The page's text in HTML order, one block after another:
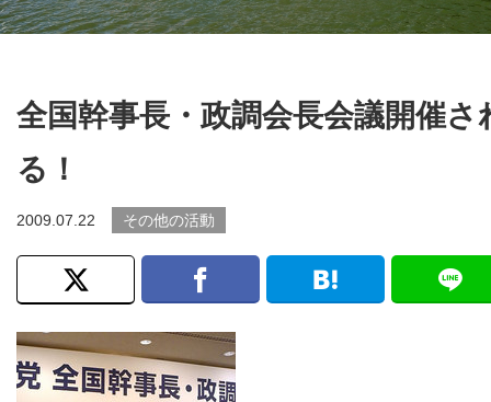
全国幹事長・政調会長会議開催さ
る！
2009.07.22 その他の活動